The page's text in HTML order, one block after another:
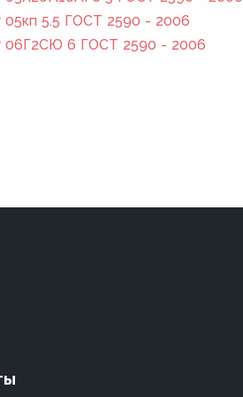
05кп 5.5 ГОСТ 2590 - 2006
06Г2СЮ 6 ГОСТ 2590 - 2006